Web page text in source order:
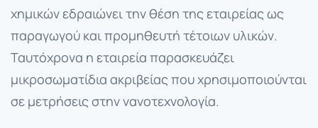
χημικών εδραιώνει την θέση της εταιρείας ως
παραγωγού και προμηθευτή τέτοιων υλικών.
Ταυτόχρονα η εταιρεία παρασκευάζει
μικροσωματίδια ακριβείας που χρησιμοποιούνται
σε μετρήσεις στην νανοτεχνολογία.